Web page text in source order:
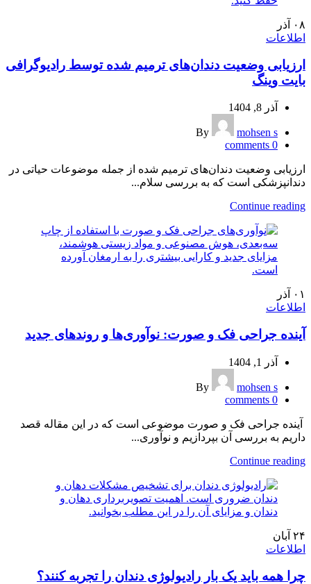
۰۸
آذر
اطلاعات
ارزیابی وضعیت دندان‌های ترمیم شده توسط رادیوگرافی
بایت وینگ
آذر 8, 1404
By
mohsen s
0
comments
ارزیابی وضعیت دندان‌های ترمیم شده از جمله موضوعات حیاتی در
دندانپزشکی است که به بررسی سلام...
Continue reading
۰۱
آذر
اطلاعات
آینده جراحی فک و صورت: نوآوری‌ها و روندهای جدید
آذر 1, 1404
By
mohsen s
0
comments
آینده جراحی فک و صورت موضوعی است که در این مقاله قصد
داریم به بررسی آن بپردازیم و نوآوری‌...
Continue reading
۲۴ آبان
اطلاعات
چرا همه باید یک بار رادیولوژی دندان را تجربه کنند؟